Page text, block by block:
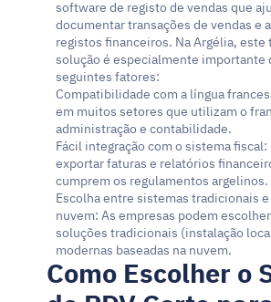
software de registo de vendas que
documentar transações de vendas e
registos financeiros. Na Argélia, este
solução é especialmente importante
seguintes fatores:
Compatibilidade com a língua
em muitos setores que utilizam o
administração e contabilidade.
Fácil integração com o sistema
exportar faturas e relatórios
cumprem os regulamentos argelinos.
Escolha entre sistemas tradicionais
nuvem: As empresas podem
soluções tradicionais (instalação
modernas baseadas na nuvem.
Como Escolher o